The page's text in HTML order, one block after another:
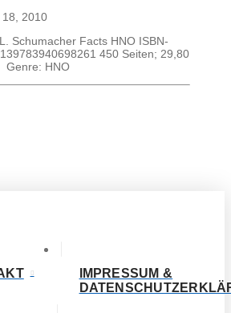
18, 2010
Schumacher Facts HNO ISBN-
450 Seiten; 29,80
Genre: HNO
IMPRESSUM &